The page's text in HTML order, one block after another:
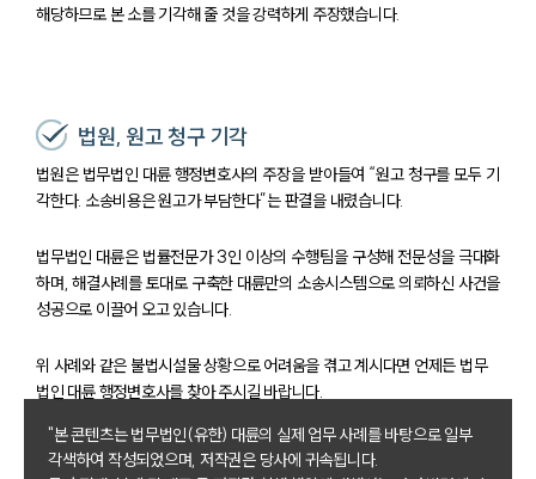
해당하므로 본 소를 기각해 줄 것을 강력하게 주장했습니다.
법원, 원고 청구 기각
법원은 법무법인 대륜 행정변호사의 주장을 받아들여 “원고 청구를 모두 기
각한다. 소송비용은 원고가 부담한다”는 판결을 내렸습니다.
법무법인 대륜은 법률전문가 3인 이상의 수행팀을 구성해 전문성을 극대화
하며, 해결사례를 토대로 구축한 대륜만의 소송시스템으로 의뢰하신 사건을
성공으로 이끌어 오고 있습니다.
위 사례와 같은 불법시설물 상황으로 어려움을 겪고 계시다면 언제든 법무
법인 대륜 행정변호사를 찾아 주시길 바랍니다.
"본 콘텐츠는 법무법인(유한) 대륜의 실제 업무 사례를 바탕으로 일부
각색하여 작성되었으며, 저작권은 당사에 귀속됩니다.